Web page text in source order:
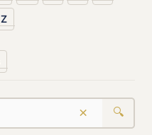
Z
× 🔍